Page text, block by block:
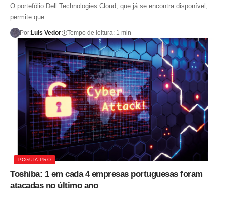
O portefólio Dell Technologies Cloud, que já se encontra disponível,
permite que…
Por:Luis Vedor Tempo de leitura: 1 min
PCGUIA PRO
Toshiba: 1 em cada 4 empresas portuguesas foram
atacadas no último ano